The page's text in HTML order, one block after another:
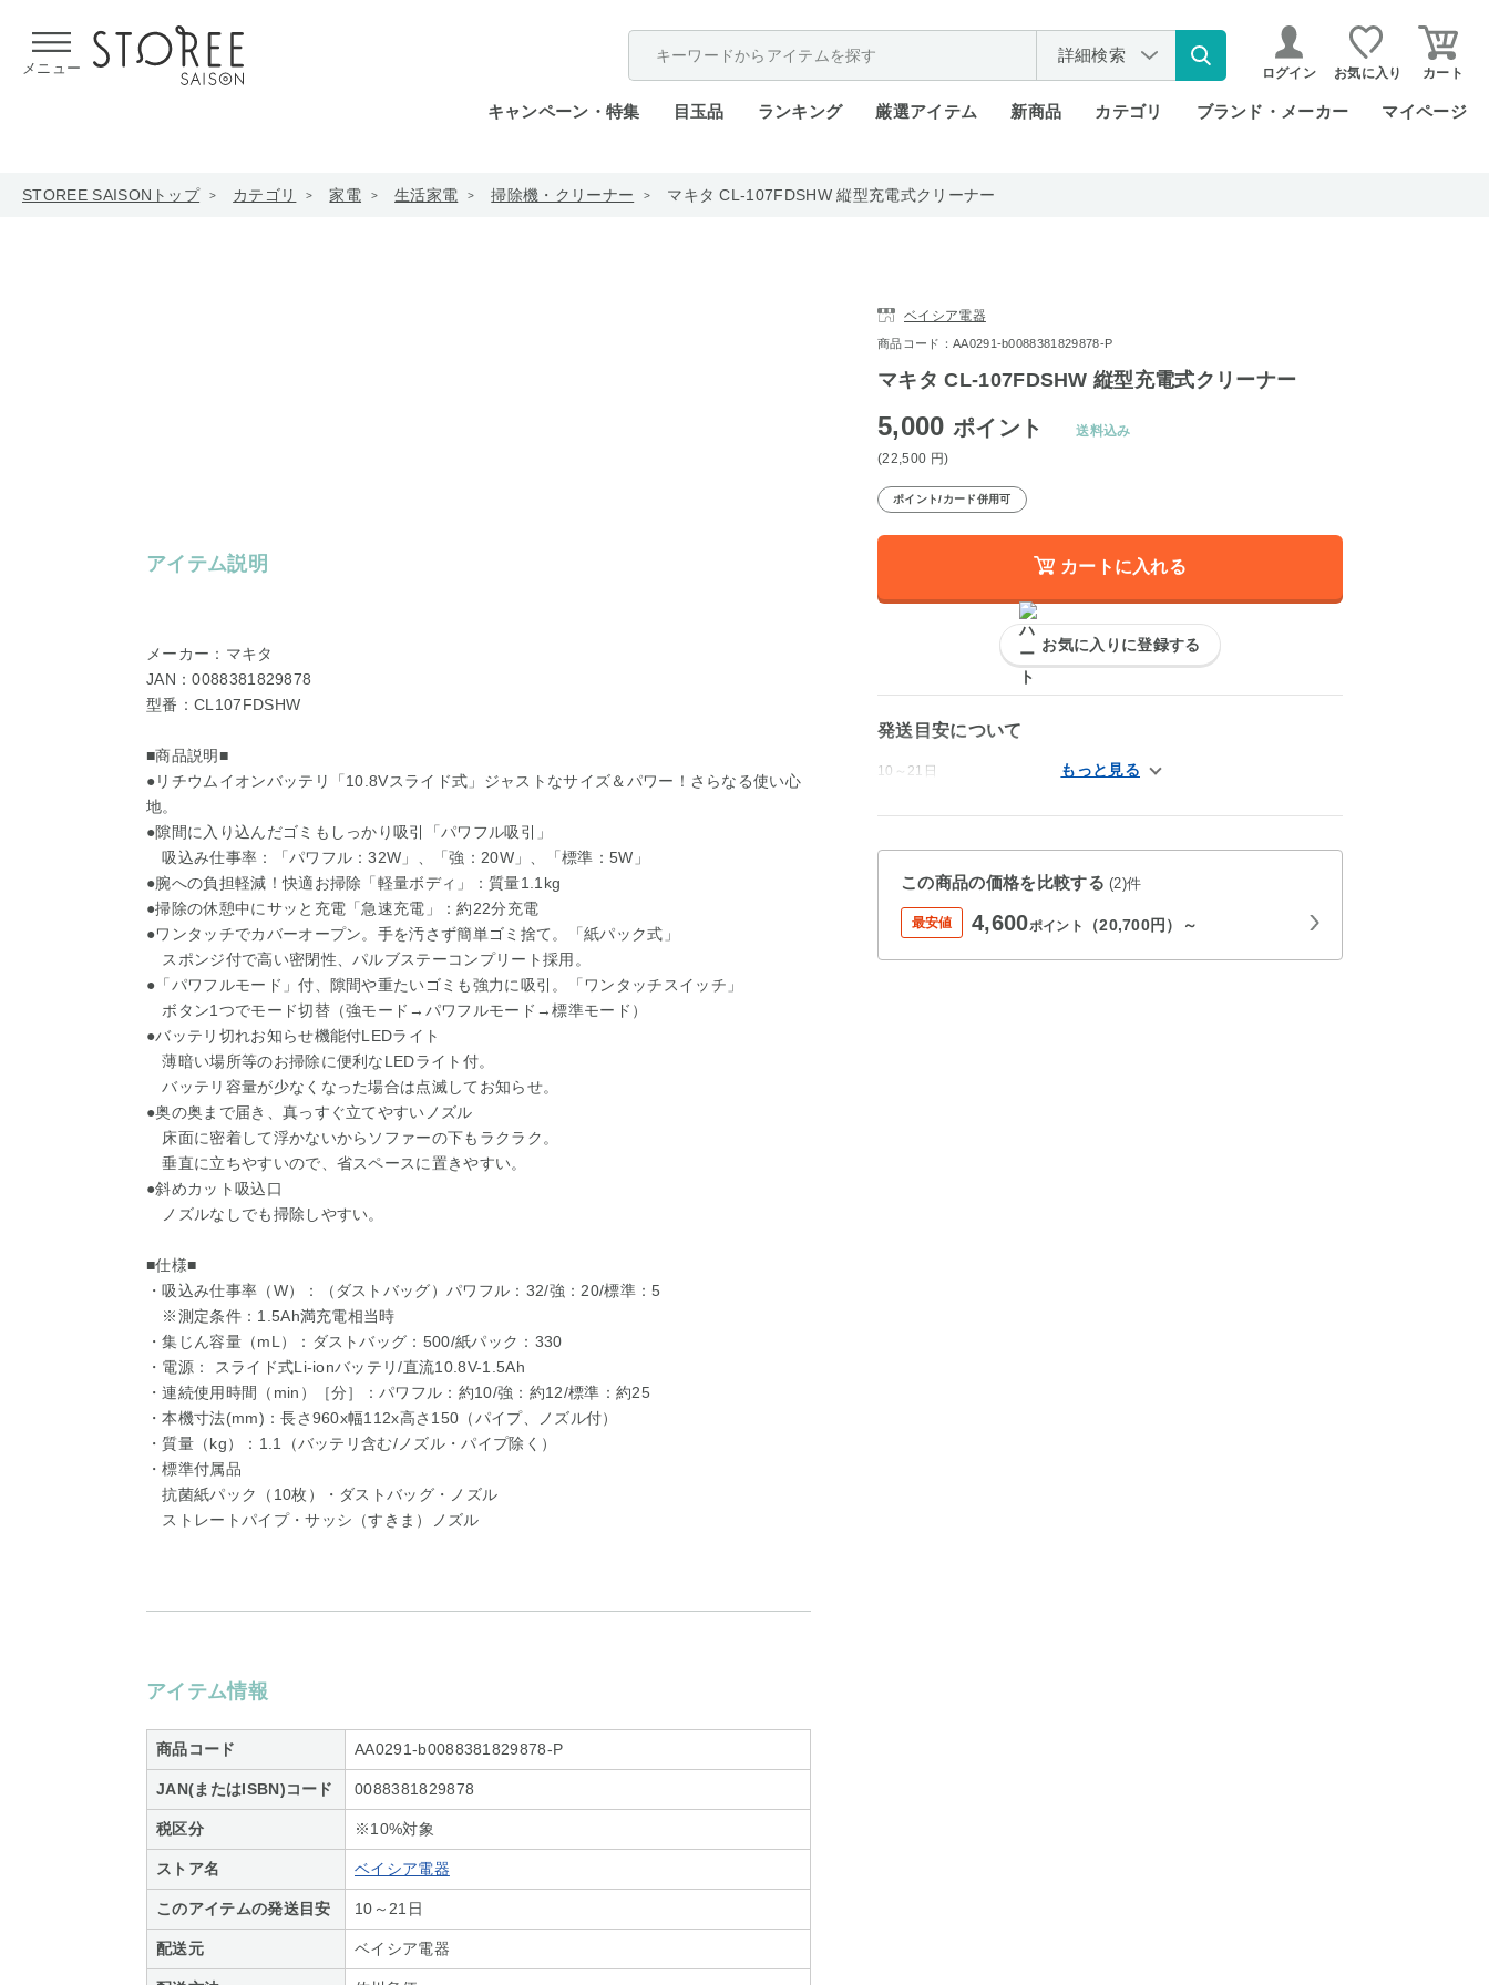
メニュー
詳細検索
ログイン お気に入り カート
キャンペーン・特集 目玉品 ランキング 厳選アイテム 新商品 カテゴリ ブランド・メーカー マイページ
STOREE SAISONトップ カテゴリ 家電 生活家電 掃除機・クリーナー マキタ CL-107FDSHW 縦型充電式クリーナー
アイテム説明
メーカー：マキタ
JAN：0088381829878
型番：CL107FDSHW
■商品説明■
●リチウムイオンバッテリ「10.8Vスライド式」ジャストなサイズ＆パワー！さらなる使い心
地。
●隙間に入り込んだゴミもしっかり吸引「パワフル吸引」
吸込み仕事率：「パワフル：32W」、「強：20W」、「標準：5W」
●腕への負担軽減！快適お掃除「軽量ボディ」：質量1.1kg
●掃除の休憩中にサッと充電「急速充電」：約22分充電
●ワンタッチでカバーオープン。手を汚さず簡単ゴミ捨て。「紙パック式」
スポンジ付で高い密閉性、パルブステーコンプリート採用。
●「パワフルモード」付、隙間や重たいゴミも強力に吸引。「ワンタッチスイッチ」
ボタン1つでモード切替（強モード→パワフルモード→標準モード）
●バッテリ切れお知らせ機能付LEDライト
薄暗い場所等のお掃除に便利なLEDライト付。
バッテリ容量が少なくなった場合は点滅してお知らせ。
●奥の奥まで届き、真っすぐ立てやすいノズル
床面に密着して浮かないからソファーの下もラクラク。
垂直に立ちやすいので、省スペースに置きやすい。
●斜めカット吸込口
ノズルなしでも掃除しやすい。
■仕様■
・吸込み仕事率（W）：（ダストバッグ）パワフル：32/強：20/標準：5
※測定条件：1.5Ah満充電相当時
・集じん容量（mL）：ダストバッグ：500/紙パック：330
・電源： スライド式Li-ionバッテリ/直流10.8V-1.5Ah
・連続使用時間（min）［分］：パワフル：約10/強：約12/標準：約25
・本機寸法(mm)：長さ960x幅112x高さ150（パイプ、ノズル付）
・質量（kg）：1.1（バッテリ含む/ノズル・パイプ除く）
・標準付属品
抗菌紙パック（10枚）・ダストバッグ・ノズル
ストレートパイプ・サッシ（すきま）ノズル
アイテム情報
商品コード AA0291-b0088381829878-P
JAN(またはISBN)コード 0088381829878
税区分 ※10%対象
ストア名 ベイシア電器
このアイテムの発送目安 10～21日
配送元 ベイシア電器
ベイシア電器
商品コード：AA0291-b0088381829878-P
マキタ CL-107FDSHW 縦型充電式クリーナー
5,000 ポイント
(22,500 円)
送料込み
ポイント/カード併用可
カートに入れる
お気に入りに登録する
発送目安について
10～21日
この商品の価格を比較する(2)件
最安値 4,600ポイント （20,700円）～